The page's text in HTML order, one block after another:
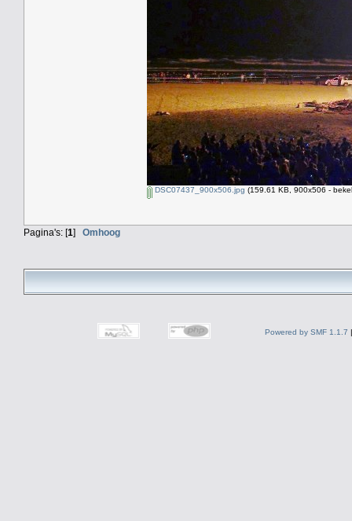
DSC07437_900x506.jpg (159.61 KB, 900x506 -
Pagina's: [1] Omhoog
Powered by SMF 1.1.7